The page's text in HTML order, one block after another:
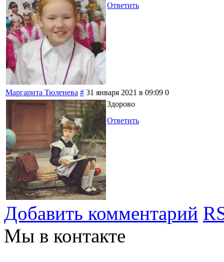
Ответить
Маргарита Тюленева # 31 января 2021 в 09:09 0
Здорово
Ответить
Добавить комментарий
Мы в контакте